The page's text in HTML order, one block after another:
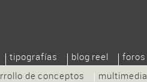
de conceptos multimedia
tipografías blog reel foros